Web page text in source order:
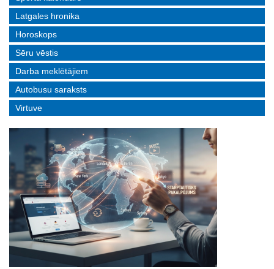
Latgales hronika
Horoskops
Sēru vēstis
Darba meklētājiem
Autobusu saraksts
Virtuve